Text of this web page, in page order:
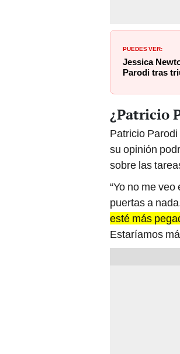
PUEDES VER:
Jessica
Parodi tras
¿Patricio
Patricio
su opinión
sobre las
“Yo no me
puertas a
esté más
Estaríamos